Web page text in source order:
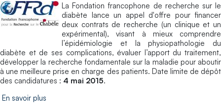
La Fondation francophone de recherche sur le
diabète lance un appel d'offre pour financer
deux contrats de recherche (un clinique et un
expérimental), visant à mieux comprendre
l’épidémiologie et la physiopathologie du
diabète et de ses complications, évaluer l’apport du traitement,
développer la recherche fondamentale sur la maladie pour aboutir
à une meilleure prise en charge des patients. Date limite de dépôt
des candidatures : 4 mai 2015.
En savoir plus